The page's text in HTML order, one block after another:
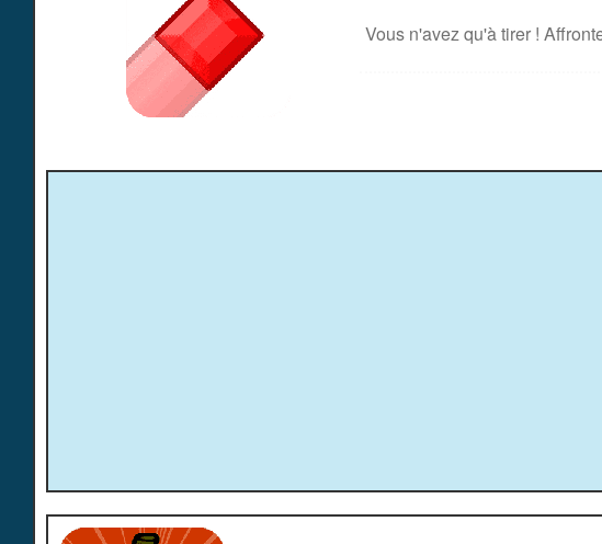
Vous n'avez qu'à tirer !